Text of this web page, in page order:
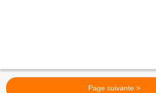
Page suivante >